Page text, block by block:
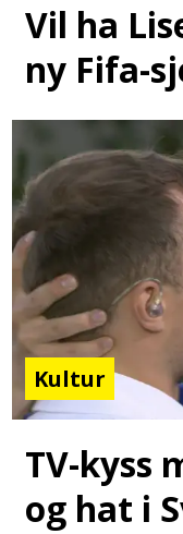
Vil ha
ny Fifa-
Kultur
TV-kyss
og hat i